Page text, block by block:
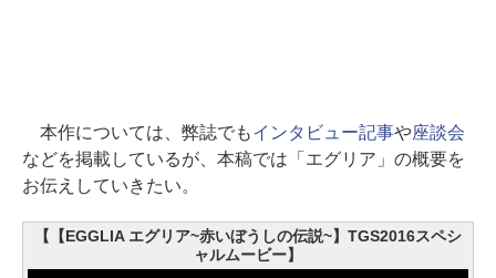
本作については、弊誌でもインタビュー記事や座談会
などを掲載しているが、本稿では「エグリア」の概要を
お伝えしていきたい。
【【EGGLIA エグリア~赤いぼうしの伝説~】TGS2016スペシ
ャルムービー】